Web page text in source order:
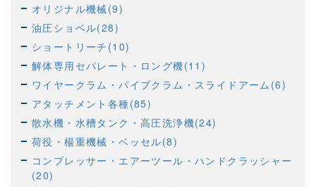
オリジナル機械(9)
油圧ショベル(28)
ショートリーチ(10)
解体専用セパレート・ロング機(11)
ワイヤークラム・パイプクラム・スライドアーム(6)
アタッチメント各種(85)
散水機・水槽タンク・高圧洗浄機(24)
荷役・楊重機械・ベッセル(8)
コンプレッサー・エアーツール・ハンドクラッシャー
(20)